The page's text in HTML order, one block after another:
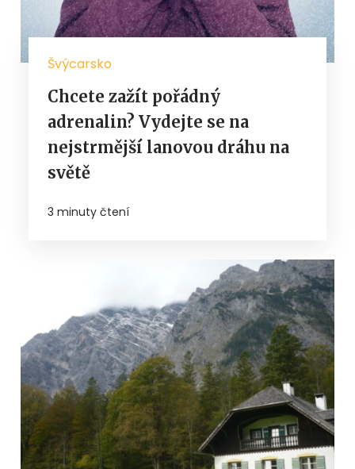
Švýcarsko
Chcete zažít pořádný
adrenalin? Vydejte se na
nejstrmější lanovou dráhu na
světě
3 minuty čtení